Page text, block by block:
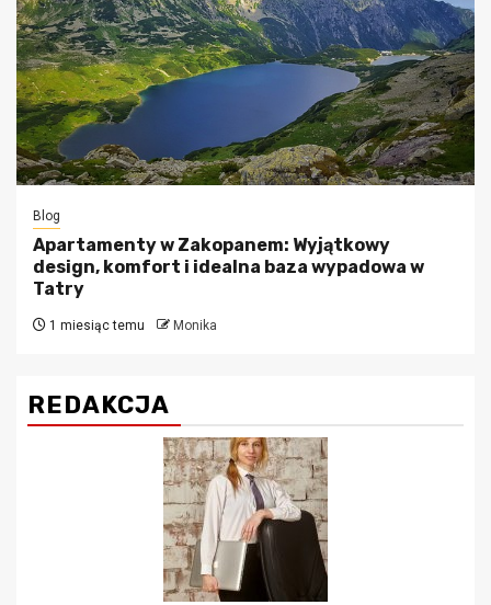
Blog
Apartamenty w Zakopanem: Wyjątkowy
design, komfort i idealna baza wypadowa w
Tatry
1 miesiąc temu Monika
REDAKCJA